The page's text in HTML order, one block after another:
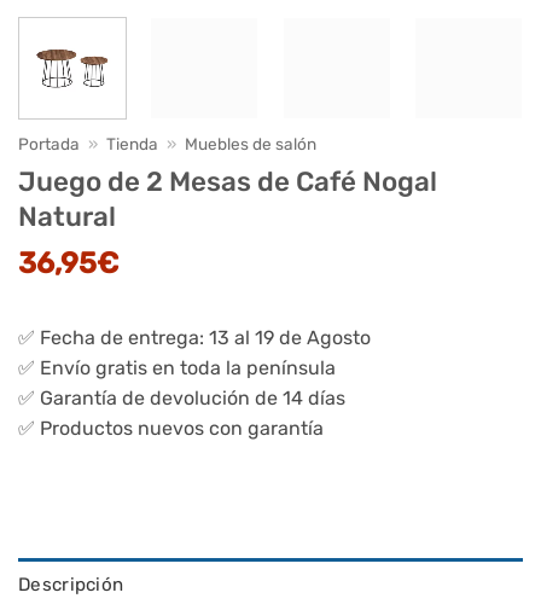
Portada » Tienda » Muebles de salón
Juego de 2 Mesas de Café Nogal
Natural
36,95€
✅ Fecha de entrega: 13 al 19 de Agosto
✅ Envío gratis en toda la península
✅ Garantía de devolución de 14 días
✅ Productos nuevos con garantía
Descripción